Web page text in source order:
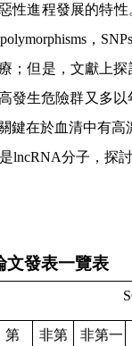
性進程發展的特
，
；但是，文獻上探
發生危險群又多以
鍵在於血清中有高
lncRNA分子，探
文發表一覽表
第
非第
非第一